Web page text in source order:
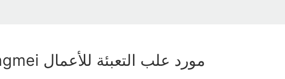
Yingmei مورد علب التعبئة للأعمال